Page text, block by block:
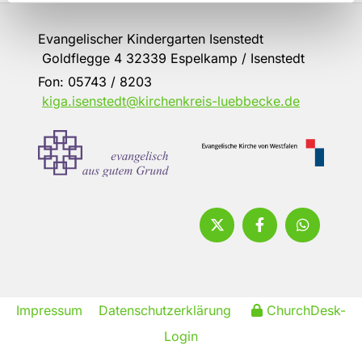
Evangelischer Kindergarten Isenstedt
Goldflegge 4 32339 Espelkamp / Isenstedt
Fon: 05743 / 8203
kiga.isenstedt@kirchenkreis-luebbecke.de
Impressum Datenschutzerklärung
ChurchDesk-
Login